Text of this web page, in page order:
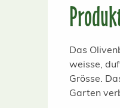
Das
weisse,
Grösse.
Garten